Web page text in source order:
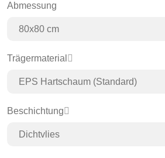
Abmessung
80x80 cm
Trägermaterial
EPS Hartschaum (Standard)
Beschichtung
Dichtvlies